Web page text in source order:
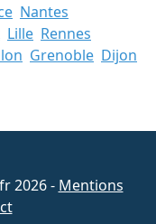
Nantes
Lille Rennes
Grenoble Dijon
2026 - Mentions